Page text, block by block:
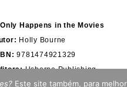
Happens in the Movies
Holly Bourne
9781474921329
Usborne Publishing
em:28/100%
Este site também, para